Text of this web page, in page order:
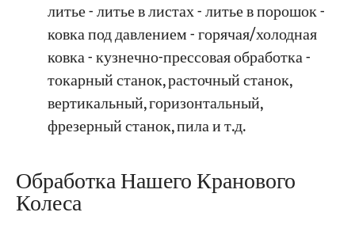
литье - литье в листах - литье в порошок -
ковка под давлением - горячая/холодная
ковка - кузнечно-прессовая обработка -
токарный станок, расточный станок,
вертикальный, горизонтальный,
фрезерный станок, пила и т.д.
Обработка Нашего Кранового
Колеса